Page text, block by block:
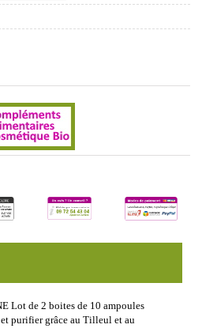
Lot de 2 boites de 10 ampoules
purifier grâce au Tilleul et au